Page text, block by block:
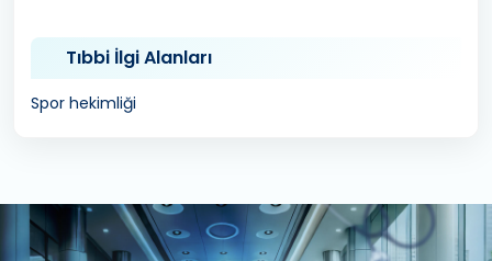
Tıbbi İlgi Alanları
Spor hekimliği